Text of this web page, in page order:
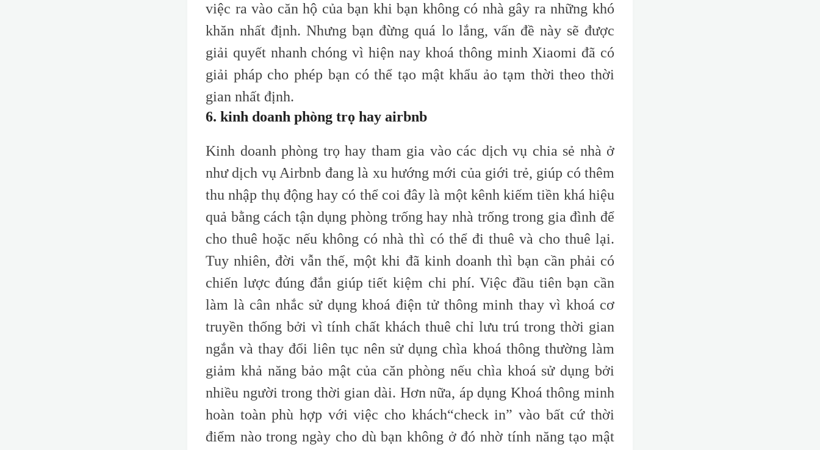
việc ra vào căn hộ của bạn khi bạn không có nhà gây ra những khó
khăn nhất định. Nhưng bạn đừng quá lo lắng, vấn đề này sẽ được
giải quyết nhanh chóng vì hiện nay khoá thông minh Xiaomi đã có
giải pháp cho phép bạn có thể tạo mật khẩu ảo tạm thời theo thời
gian nhất định.
6. kinh doanh phòng trọ hay airbnb
Kinh doanh phòng trọ hay tham gia vào các dịch vụ chia sẻ nhà ở
như dịch vụ Airbnb đang là xu hướng mới của giới trẻ, giúp có thêm
thu nhập thụ động hay có thể coi đây là một kênh kiếm tiền khá hiệu
quả bằng cách tận dụng phòng trống hay nhà trống trong gia đình để
cho thuê hoặc nếu không có nhà thì có thể đi thuê và cho thuê lại.
Tuy nhiên, đời vẫn thế, một khi đã kinh doanh thì bạn cần phải có
chiến lược đúng đắn giúp tiết kiệm chi phí. Việc đầu tiên bạn cần
làm là cân nhắc sử dụng khoá điện tử thông minh thay vì khoá cơ
truyền thống bởi vì tính chất khách thuê chỉ lưu trú trong thời gian
ngắn và thay đổi liên tục nên sử dụng chìa khoá thông thường làm
giảm khả năng bảo mật của căn phòng nếu chìa khoá sử dụng bởi
nhiều người trong thời gian dài. Hơn nữa, áp dụng Khoá thông minh
hoàn toàn phù hợp với việc cho khách“check in” vào bất cứ thời
điểm nào trong ngày cho dù bạn không ở đó nhờ tính năng tạo mật